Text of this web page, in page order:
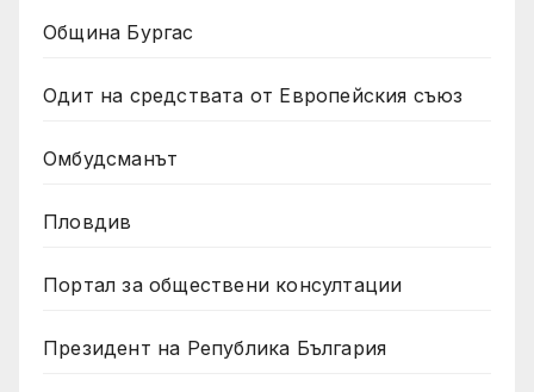
Община Бургас
Одит на средствата от Европейския съюз
Омбудсманът
Пловдив
Портал за обществени консултации
Президент на Република България